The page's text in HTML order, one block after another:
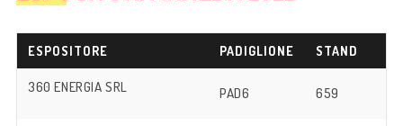
ESPOSITORE PADIGLIONE STAND
360 ENERGIA SRL PAD6 659